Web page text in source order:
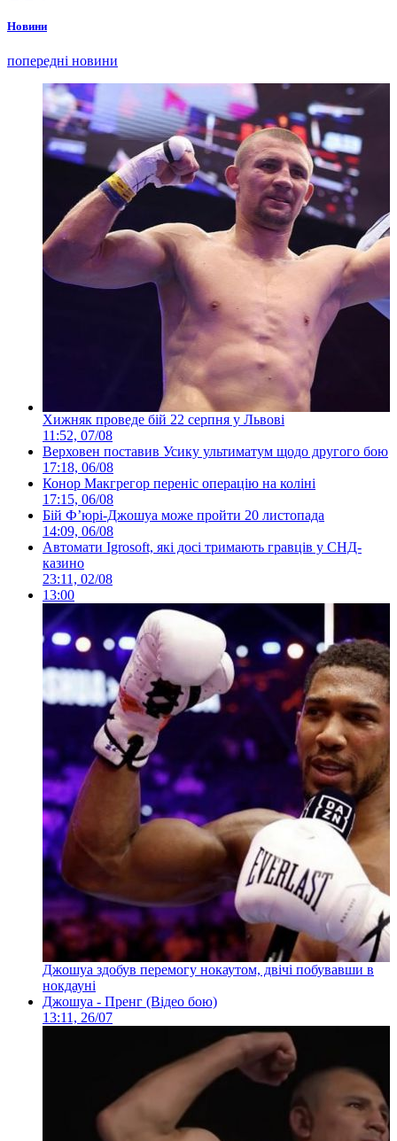
Новини
попередні новини
Хижняк проведе бій 22 серпня у Львові
11:52, 07/08
Верховен поставив Усику ультиматум щодо другого бою
17:18, 06/08
Конор Макгрегор переніс операцію на коліні
17:15, 06/08
Бій Ф’юрі-Джошуа може пройти 20 листопада
14:09, 06/08
Автомати Igrosoft, які досі тримають гравців у СНД-
казино
23:11, 02/08
13:00
Джошуа здобув перемогу нокаутом, двічі побувавши в
нокдауні
Джошуа - Пренг (Відео бою)
13:11, 26/07